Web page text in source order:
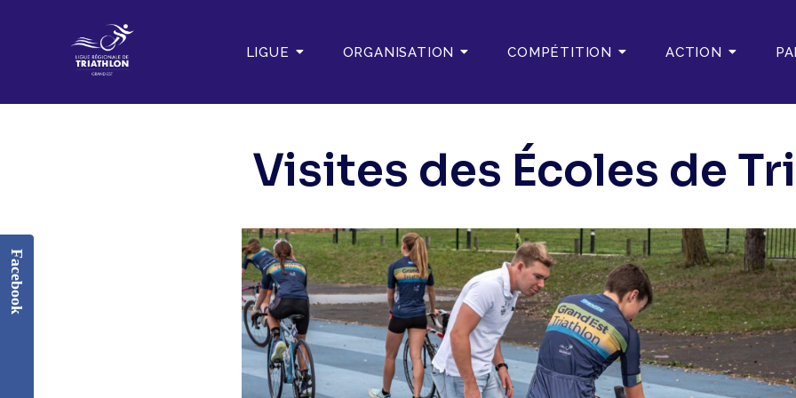
LIGUE ORGANISATION COMPÉTITION ACTION
Visites des Écoles de
Facebook